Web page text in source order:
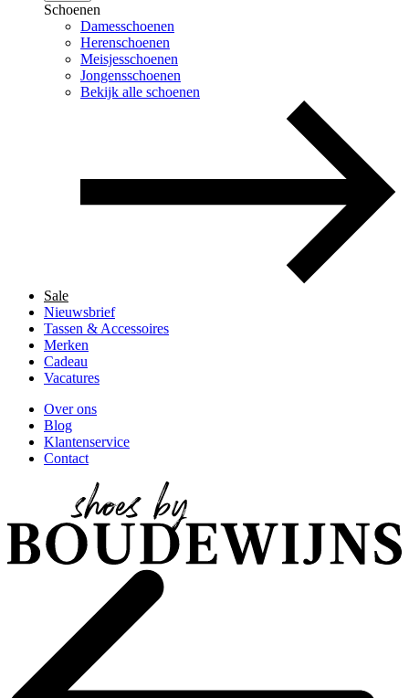
Schoenen
Damesschoenen
Herenschoenen
Meisjesschoenen
Jongensschoenen
Bekijk alle schoenen
Sale
Nieuwsbrief
Tassen & Accessoires
Merken
Cadeau
Vacatures
Over ons
Blog
Klantenservice
Contact